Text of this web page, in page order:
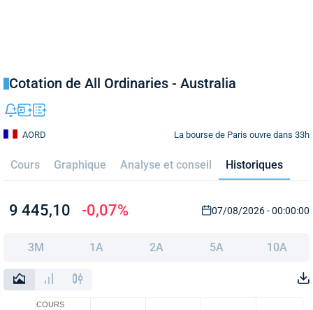
Cotation de All Ordinaries - Australia
La bourse de Paris ouvre dans 33h
AORD
Cours Graphique Analyse et conseil Historiques
9 445,10 -0,07% 07/08/2026 - 00:00:00
3M 1A 2A 5A 10A
COURS